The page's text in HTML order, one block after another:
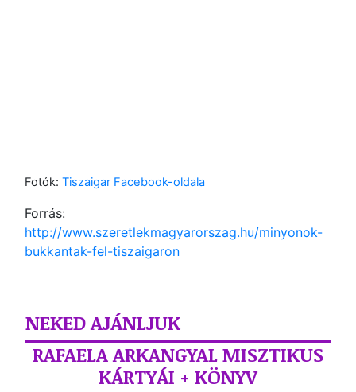
Fotók: Tiszaigar Facebook-oldala
Forrás:
http://www.szeretlekmagyarorszag.hu/minyonok-
bukkantak-fel-tiszaigaron
NEKED AJÁNLJUK
RAFAELA ARKANGYAL MISZTIKUS
KÁRTYÁI + KÖNYV